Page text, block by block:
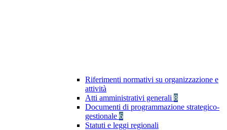
Riferimenti normativi su organizzazione e
attività
Atti amministrativi generali 8
Documenti di programmazione strategico-
gestionale 6
Statuti e leggi regionali